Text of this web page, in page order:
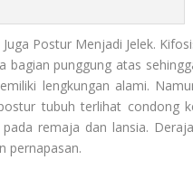
Postur Menjadi Jelek.
bagian punggung atas
lengkungan alami.
tubuh terlihat condong
remaja dan lansia.
pernapasan.